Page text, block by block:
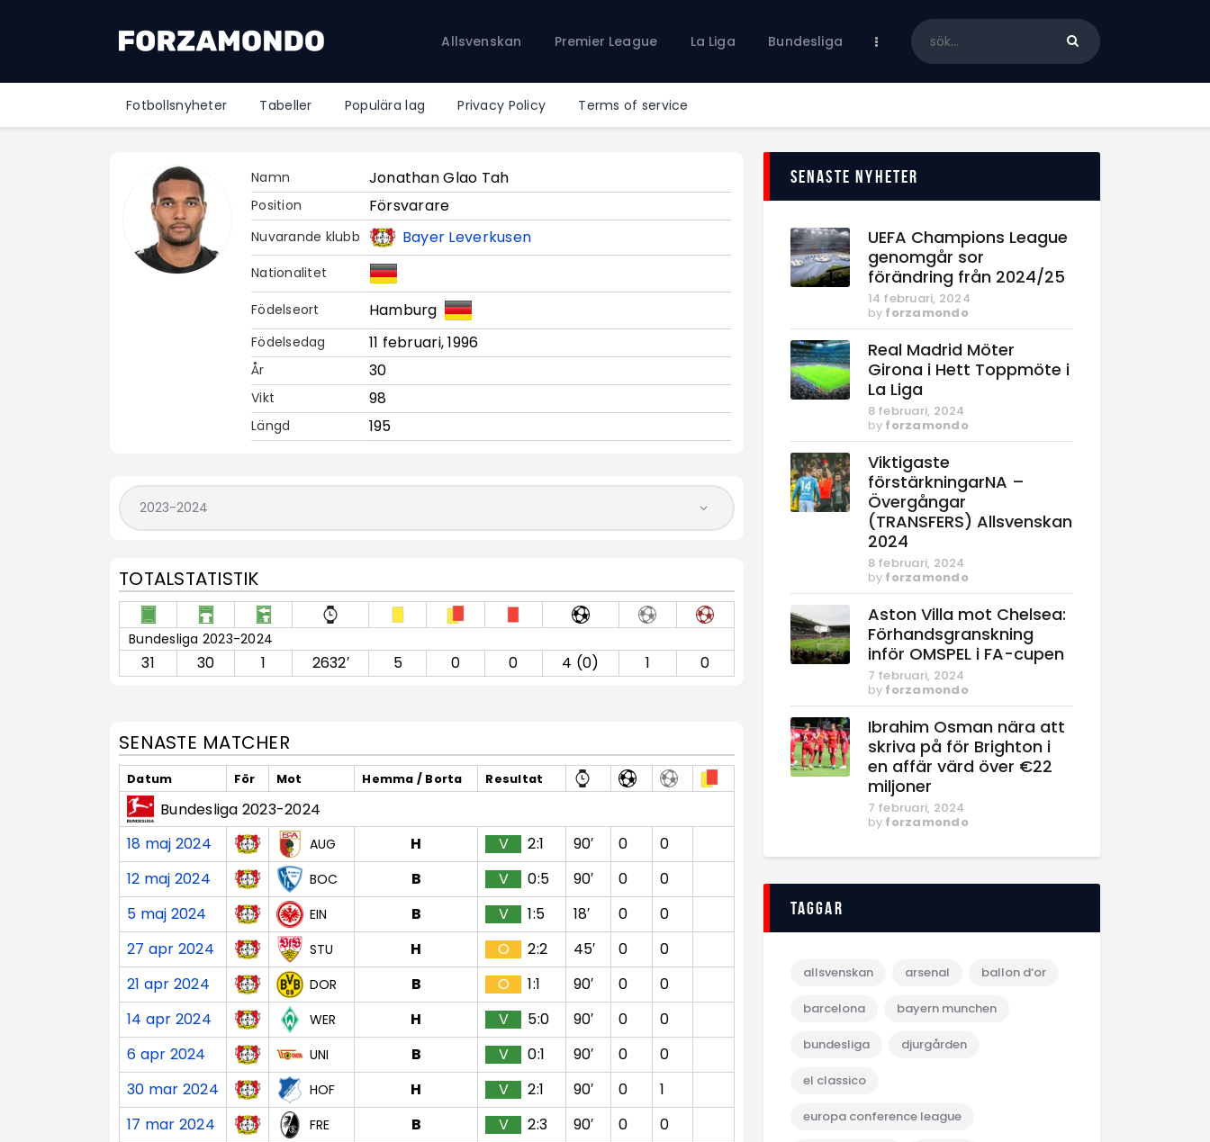
Allsvenskan Premier League La Liga Bundesliga
Fotbollsnyheter Tabeller Populära lag Privacy Policy Terms of service
Premier League
La Liga
Bundesliga
Ligue 1
Namn Jonathan Glao Tah
Position Försvarare
Nuvarande klubb Bayer Leverkusen
Nationalitet
Födelseort Hamburg
Födelsedag 11 februari, 1996
År 30
Vikt 98
Längd 195
TOTALSTATISTIK
Bundesliga 2023-2024
31 30 1 2632′ 5 0 0 4 (0) 1 0
SENASTE MATCHER
Datum För Mot Hemma / Borta Resultat
Bundesliga 2023-2024
18 maj 2024
AUG H V 2:1 90′ 0
0
12 maj 2024
BOC B V 0:5 90′ 0
0
5 maj 2024
EIN B V 1:5 18′ 0
0
27 apr 2024
STU H O 2:2 45′ 0
0
21 apr 2024
DOR B O 1:1 90′ 0
0
14 apr 2024
WER H V 5:0 90′ 0
0
6 apr 2024
UNI B V 0:1 90′ 0
0
30 mar 2024
HOF H V 2:1 90′ 0
1
17 mar 2024
FRE B V 2:3 90′ 0
0
Senaste nyheter
UEFA Champions League
genomgår sor
förändring från 2024/25
14 februari, 2024
by forzamondo
Real Madrid Möter
Girona i Hett Toppmöte i
La Liga
8 februari, 2024
by forzamondo
Viktigaste
förstärkningarNA –
Övergångar
(TRANSFERS) Allsvenskan
2024
8 februari, 2024
by forzamondo
Aston Villa mot Chelsea:
Förhandsgranskning
inför OMSPEL i FA-cupen
7 februari, 2024
by forzamondo
Ibrahim Osman nära att
skriva på för Brighton i
en affär värd över €22
miljoner
7 februari, 2024
by forzamondo
Taggar
allsvenskan arsenal ballon d‘or
barcelona bayern munchen
bundesliga djurgården
el classico
europa conference league